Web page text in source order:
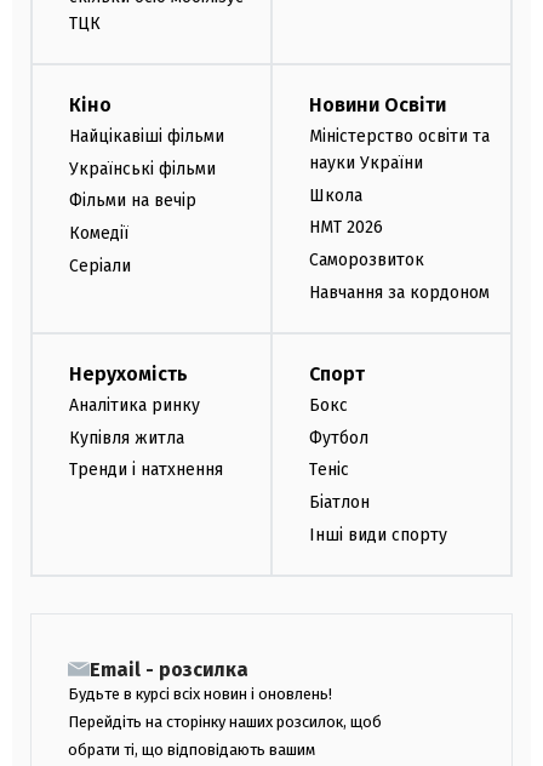
ТЦК
Кіно
Найцікавіші фільми
Українські фільми
Фільми на вечір
Комедії
Серіали
Новини Освіти
Міністерство освіти та
науки України
Школа
НМТ 2026
Саморозвиток
Навчання за кордоном
Нерухомість
Аналітика ринку
Купівля житла
Тренди і натхнення
Спорт
Бокс
Футбол
Теніс
Біатлон
Інші види спорту
Email - розсилка
Будьте в курсі всіх новин і оновлень!
Перейдіть на сторінку наших розсилок, щоб
обрати ті, що відповідають вашим